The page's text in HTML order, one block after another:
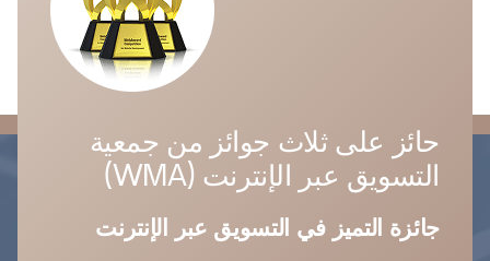
حائز على ثلاث جوائز من جمعية
التسويق عبر الإنترنت (WMA)
جائزة التميز في التسويق عبر الإنترنت